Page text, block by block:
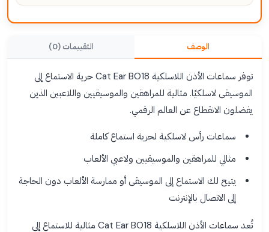
الوصف التقييمات (0)
توفر سماعات الأذن اللاسلكية Cat Ear BO18 حرية الاستماع إلى
الموسيقى لاسلكيًا. مثالية للمراهقين والموسيقيين واللاعبين الذين
يفضلون الانقطاع عن العالم الرقمي.
سماعات رأس لاسلكية لحرية استماع كاملة
مثالي للمراهقين والموسيقيين ولاعبي الألعاب
يتيح لك الاستماع إلى الموسيقى أو ممارسة الألعاب دون الحاجة
إلى الاتصال بالإنترنت
تُعد سماعات الأذن اللاسلكية Cat Ear BO18 مثالية للاستماع إلى